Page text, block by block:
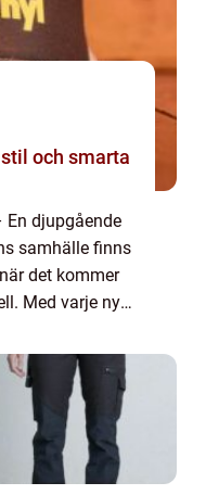
djupgående
samhälle finns
det kommer
Med varje ny